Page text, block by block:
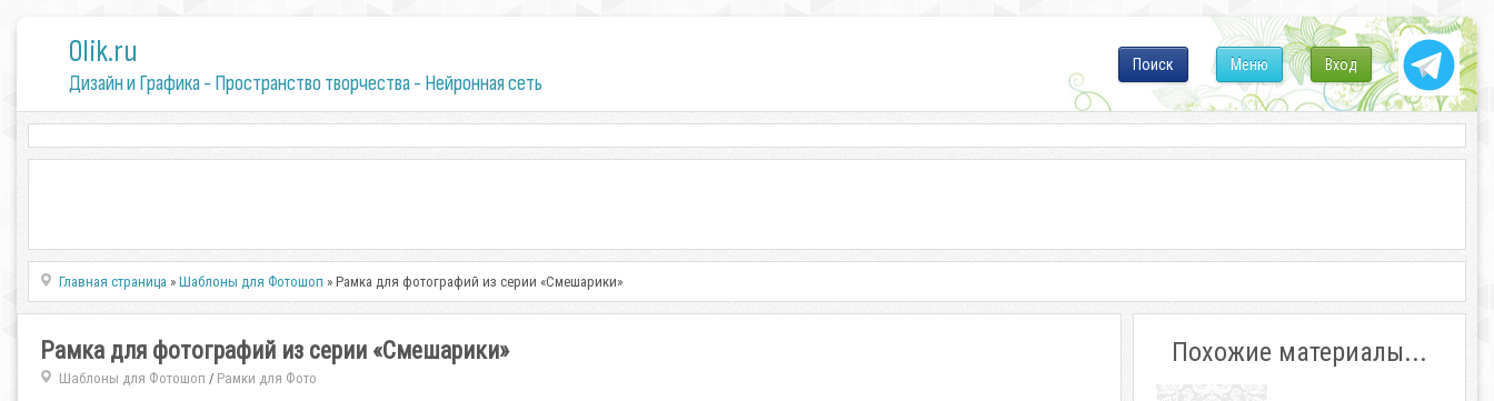
0lik.ru
Дизайн и Графика - Пространство творчества - Нейронная сеть
Вход
Меню
Поиск
Главная страница »Шаблоны для Фотошоп » Рамка для фотографий из серии «Смешарики»
Рамка для фотографий из серии «Смешарики»
Шаблоны для Фотошоп / Рамки для Фото
Похожие материалы...